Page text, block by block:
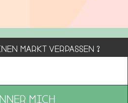
Markt verpassen ?